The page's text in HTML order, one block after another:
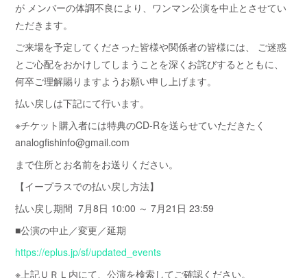
が メンバーの体調不良により、ワンマン公演を中止とさせてい
ただきます。
ご来場を予定してくださった皆様や関係者の皆様には、 ご迷惑
とご心配をおかけしてしまうことを深くお詫びするとともに、
何卒ご理解賜りますようお願い申し上げます。
払い戻しは下記にて行います。
※チケット購入者には特典のCD-Rを送らせていただきたく
analogfishinfo@gmail.com
まで住所とお名前をお送りください。
【イープラスでの払い戻し方法】
払い戻し期間 7月8日 10:00 ～ 7月21日 23:59
■公演の中止／変更／延期
https://eplus.jp/sf/updated_events
※上記ＵＲＬ内にて、公演を検索してご確認ください。